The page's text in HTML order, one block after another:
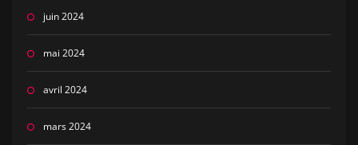
juin 2024
mai 2024
avril 2024
mars 2024